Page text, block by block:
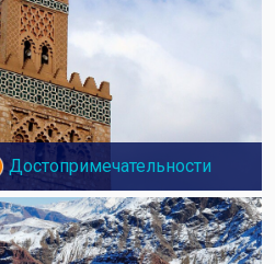
Достопримечательности